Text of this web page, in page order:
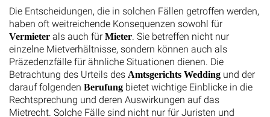
Die Entscheidungen, die in solchen Fällen getroffen werden,
haben oft weitreichende Konsequenzen sowohl für
Vermieter als auch für Mieter. Sie betreffen nicht nur
einzelne Mietverhältnisse, sondern können auch als
Präzedenzfälle für ähnliche Situationen dienen. Die
Betrachtung des Urteils des Amtsgerichts Wedding und der
darauf folgenden Berufung bietet wichtige Einblicke in die
Rechtsprechung und deren Auswirkungen auf das
Mietrecht. Solche Fälle sind nicht nur für Juristen und